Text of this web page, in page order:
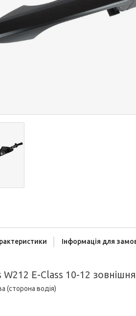
Інформація для
W212 E-Class 10-12
(сторона водія)